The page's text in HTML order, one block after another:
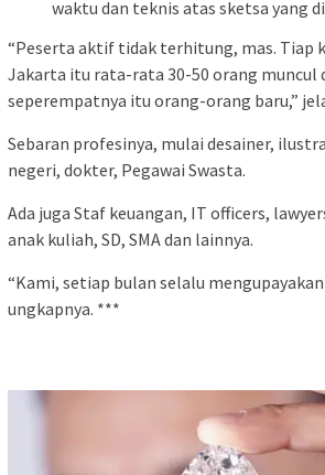
waktu dan teknis atas sketsa yang
“Peserta aktif tidak terhitung, mas. Tiap
Jakarta itu rata-rata 30-50 orang muncul
seperempatnya itu orang-orang baru,”
Sebaran profesinya, mulai desainer,
negeri, dokter, Pegawai Swasta.
Ada juga Staf keuangan, IT officers,
anak kuliah, SD, SMA dan lainnya.
“Kami, setiap bulan selalu
ungkapnya. ***